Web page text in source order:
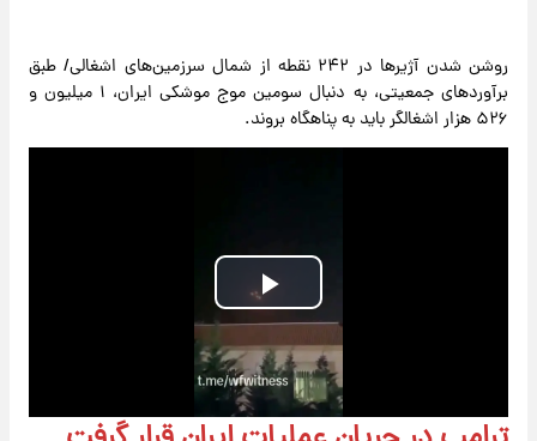
روشن شدن آژیرها در ۲۴۲ نقطه از شمال سرزمین‌های اشغالی/ طبق
برآوردهای جمعیتی، به دنبال سومین موج موشکی ایران، ۱ میلیون و
۵۲۶ هزار اشغالگر باید به پناهگاه بروند.
Play
Video